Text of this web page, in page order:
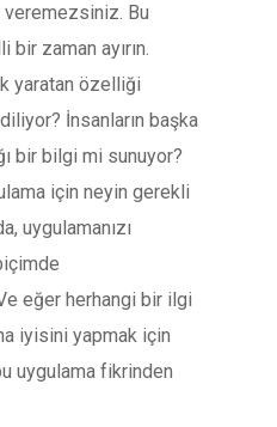
veremezsiniz. Bu
zaman ayırın.
yaratan özelliği
İnsanların başka
bir bilgi mi sunuyor?
için neyin gerekli
uygulamanızı
eğer herhangi bir ilgi
iyisini yapmak için
uygulama fikrinden